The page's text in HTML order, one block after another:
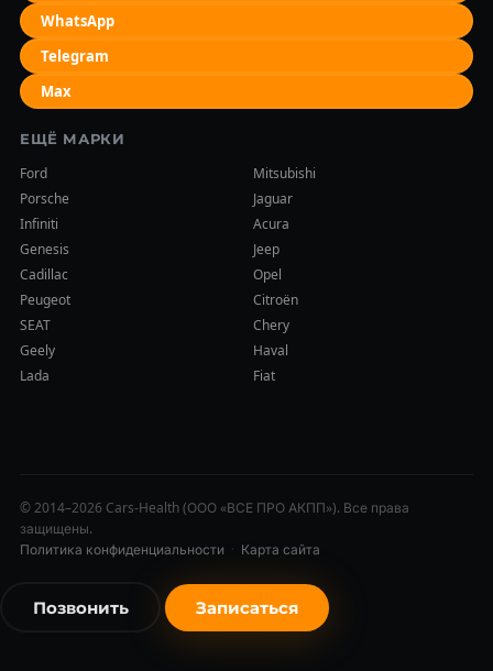
WhatsApp
Telegram
Max
ЕЩЁ МАРКИ
Ford
Mitsubishi
Porsche
Jaguar
Infiniti
Acura
Genesis
Jeep
Cadillac
Opel
Peugeot
Citroën
SEAT
Chery
Geely
Haval
Lada
Fiat
© 2014–2026 Cars-Health (ООО «ВСЕ ПРО АКПП»). Все права
защищены.
Политика конфиденциальности · Карта сайта
Позвонить Записаться